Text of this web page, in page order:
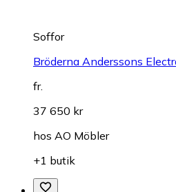
Soffor
Bröderna Anderssons
fr.
37 650 kr
hos AO Möbler
+1 butik